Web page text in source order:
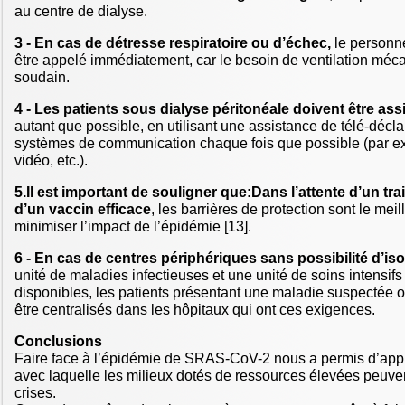
au centre de dialyse.
3 - En cas de détresse respiratoire ou d’échec, le
être appelé immédiatement, car le besoin de ventilation
soudain.
4 - Les patients sous dialyse péritonéale doivent être
autant que possible, en utilisant une assistance de télé-
systèmes de communication chaque fois que possible (par
vidéo, etc.).
5.Il est important de souligner que:Dans l’attente d’un
d’un vaccin efficace, les barrières de protection sont le
minimiser l’impact de l’épidémie [13].
6 - En cas de centres périphériques sans possibilité
unité de maladies infectieuses et une unité de soins
disponibles, les patients présentant une maladie suspectée
être centralisés dans les hôpitaux qui ont ces exigences.
Conclusions
Faire face à l’épidémie de SRAS-CoV-2 nous a permis
avec laquelle les milieux dotés de ressources élevées
crises.